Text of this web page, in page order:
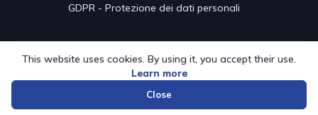
This website uses cookies. By using it, you accept their use.
Learn more
Close
GDPR - Protezione dei dati personali
© 2024 onwf.org | Original Nordic Walking from Finland